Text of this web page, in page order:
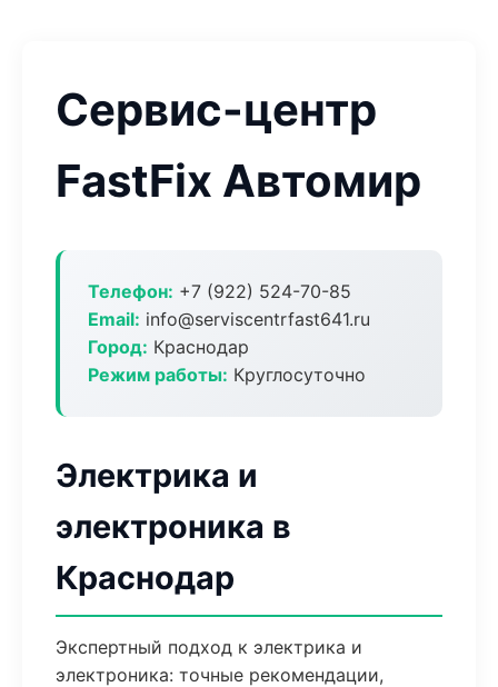
Сервис-центр
FastFix Автомир
Телефон: +7 (922) 524-70-85
Email: info@serviscentrfast641.ru
Город: Краснодар
Режим работы: Круглосуточно
Электрика и
электроника в
Краснодар
Экспертный подход к электрика и
электроника: точные рекомендации,